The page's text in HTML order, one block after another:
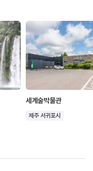
세계술박물관
제주 서귀포시